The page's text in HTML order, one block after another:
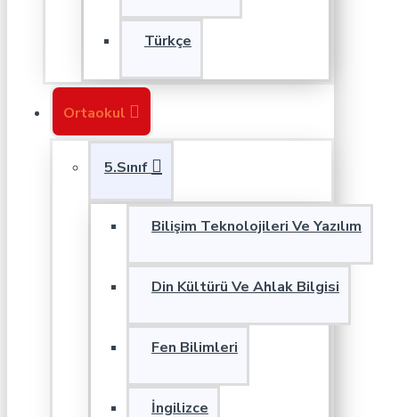
Türkçe
Ortaokul
5.Sınıf
Bilişim Teknolojileri Ve Yazılım
Din Kültürü Ve Ahlak Bilgisi
Fen Bilimleri
İngilizce